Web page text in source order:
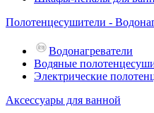
Полотенцесушители -
Водонагреватели
Водяные
Электрические
Аксессуары для ванной